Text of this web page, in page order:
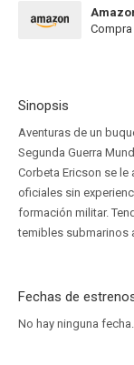
Sinopsis
Aventuras de un
Segunda Guerra
Corbeta Ericson se le
oficiales sin
formación militar.
temibles submarinos
Fechas de
No hay ninguna fecha.